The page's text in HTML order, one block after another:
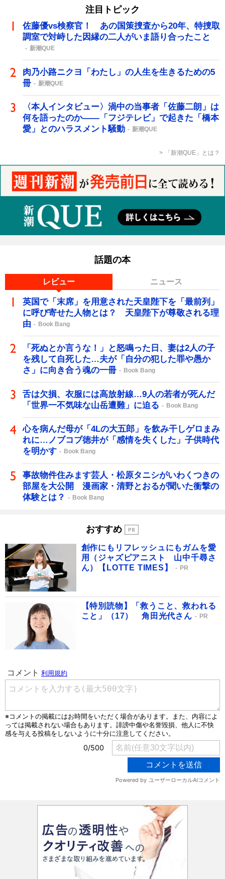
注目トピック
佐藤優vs検察官！ あの国策捜査から20年、特捜取
調室で対峙した因縁の二人がいま語り合ったこと
新潮QUE
肉乃小路ニクヨ「わたし」の人生を生きるための5
冊
新潮QUE
〈本人インタビュー〉渦中の当事者「佐藤二朗」は
何を語ったのか――「フジテレビ」で起きた「橋本
愛」とのハラスメント騒動
新潮QUE
「新潮QUE」とは？
話題の本
レビュー ニュース
英国で「末席」を用意された天皇陛下を「最前列」
に呼び寄せた人物とは？ 天皇陛下が尊敬される理
由
Book Bang
「死ぬとか言うな！」と怒鳴った日、妻は2人の子
を残して自死した…夫が「自分の犯した罪や愚か
さ」に向き合う魂の一冊
Book Bang
舌は欠損、衣服には高放射線…9人の若者が死んだ
「世界一不気味な山岳遭難」に迫る
Book Bang
心を病んだ母が「4Lの大五郎」を飲み干しゲロまみ
れに…ノブコブ徳井が「感情を失くした」子供時代
を明かす
Book Bang
事故物件住みます芸人・松原タニシがいわくつきの
部屋を大公開 漫画家・清野とおるが聞いた衝撃の
体験とは？
Book Bang
おすすめ
創作にもリフレッシュにもガムを愛
用（ジャズピアニスト 山中千尋さ
ん）【LOTTE TIMES】
PR
【特別読物】「救うこと、救われる
こと」（17） 角田光代さん
PR